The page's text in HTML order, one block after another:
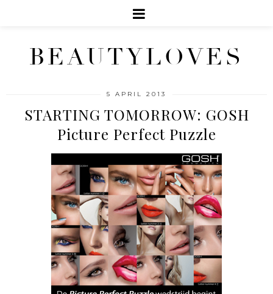
BEAUTYLOVES
5 APRIL 2013
STARTING TOMORROW: GOSH
Picture Perfect Puzzle